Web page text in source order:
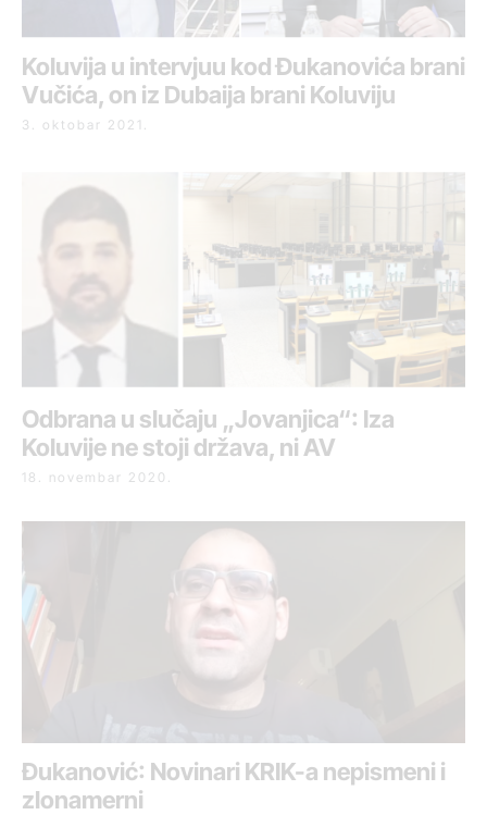
Koluvija u intervjuu kod Đukanovića brani
Vučića, on iz Dubaija brani Koluviju
3. oktobar 2021.
Odbrana u slučaju „Jovanjica“: Iza
Koluvije ne stoji država, ni AV
18. novembar 2020.
Đukanović: Novinari KRIK-a nepismeni i
zlonamerni